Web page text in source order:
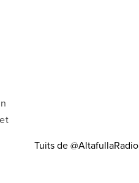
Tuits de @AltafullaRadio